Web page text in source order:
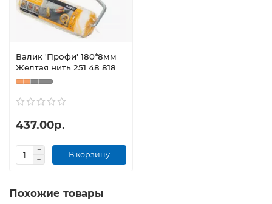
Валик 'Профи' 180*8мм
Желтая нить 251 48 818
437.00р.
В корзину
Похожие товары